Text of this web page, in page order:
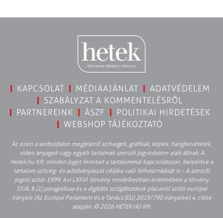
KAPCSOLAT MÉDIAAJÁNLAT
ADATVÉDELEM
SZABÁLYZAT A KOMMENTELÉSRŐL
PARTNEREINK
ÁSZF
POLITIKAI HIRDETÉSEK
WEBSHOP TÁJÉKOZTATÓ
Az ezen a weboldalon megjelenő szövegek, grafikák, képek, hangfelvételek,
video anyagok vagy egyéb tartalmak szerzői jogvédelem alatt állnak. A
Hetek.hu Kft. minden jogot fenntart a tartalommal kapcsolatosan, beleértve a
tartalom szöveg- és adatbányászat céljára való felhasználását is – A szerzői
jogról szóló 1999. évi LXXVI. törvény rendelkezései értelmében a törvény
35/A. § (1) paragrafusa és a digitális szolgáltatások piacairól szóló európai
irányelv (Az Európai Parlament és a Tanács (EU) 2019/790 Irányelve) 4. cikke
alapján. © 2026 HETEK.HU Kft.